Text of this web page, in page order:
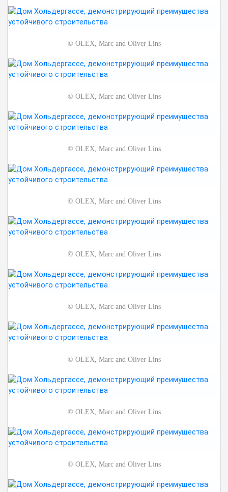
© OLEX, Marc and Oliver Lins
© OLEX, Marc and Oliver Lins
© OLEX, Marc and Oliver Lins
© OLEX, Marc and Oliver Lins
© OLEX, Marc and Oliver Lins
© OLEX, Marc and Oliver Lins
© OLEX, Marc and Oliver Lins
© OLEX, Marc and Oliver Lins
© OLEX, Marc and Oliver Lins